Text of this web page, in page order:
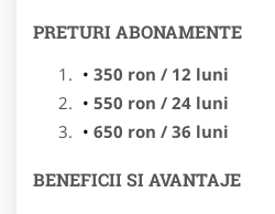
PRETURI ABONAMENTE
350 ron / 12 luni
550 ron / 24 luni
650 ron / 36 luni
BENEFICII SI AVANTAJE